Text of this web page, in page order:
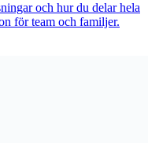
och hur du delar hela
för team och familjer.